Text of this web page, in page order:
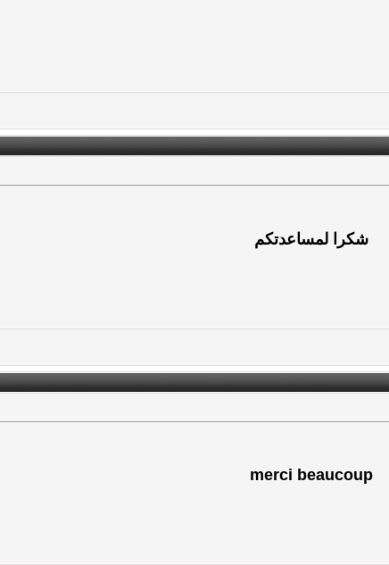
شكرا لمساعدتكم
merci beaucoup